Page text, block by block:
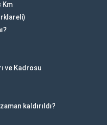
Km
ve Kadrosu
kaldırıldı?